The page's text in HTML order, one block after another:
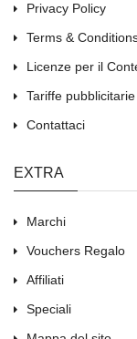
Privacy Policy
Terms &
Licenze per il
Tariffe pubblicitarie
Contattaci
EXTRA
Marchi
Vouchers Regalo
Affiliati
Speciali